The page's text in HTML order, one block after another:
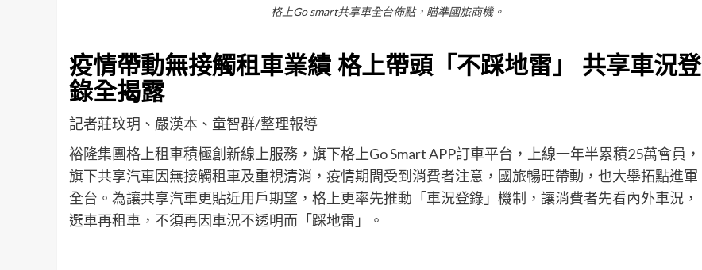
格上Go smart共享車全台佈點，瞄準國旅商機。
疫情帶動無接觸租車業績 格上帶頭「不踩地雷」 共享車況登
錄全揭露
記者莊玟玥、嚴漢本、童智群/整理報導
裕隆集團格上租車積極創新線上服務，旗下格上Go Smart APP訂車平台，上線一年半累積25萬會員，
旗下共享汽車因無接觸租車及重視清消，疫情期間受到消費者注意，國旅暢旺帶動，也大舉拓點進軍
全台。為讓共享汽車更貼近用戶期望，格上更率先推動「車況登錄」機制，讓消費者先看內外車況，
選車再租車，不須再因車況不透明而「踩地雷」。